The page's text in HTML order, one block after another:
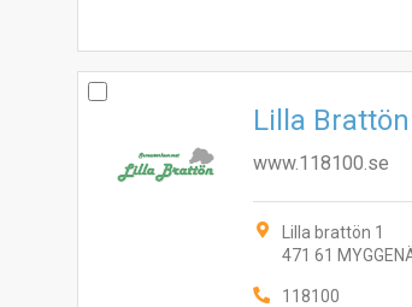
Lilla Brattön
www.118100.se
Lilla brattön 1
471 61
118100